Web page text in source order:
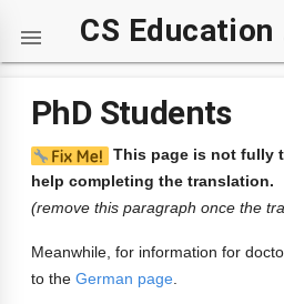

PhD Students
This page is not fully
help completing the translation.
(remove this paragraph once the
Meanwhile, for information for
to the German page